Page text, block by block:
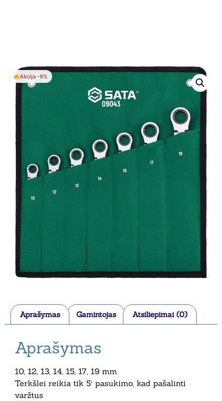
Akcija -9%
Aprašymas Gamintojas Atsiliepimai (0)
Aprašymas
10, 12, 13, 14, 15, 17, 19 mm
Terkšlei reikia tik 5° pasukimo, kad pašalinti
varžtus